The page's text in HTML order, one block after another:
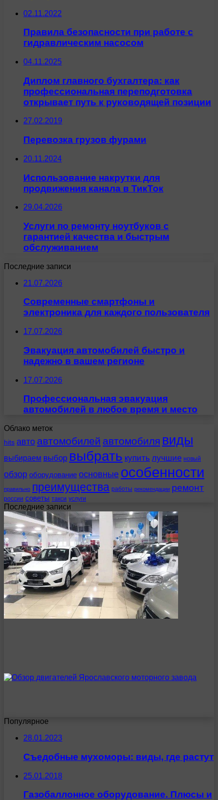
02.11.2022
Правила безопасности при работе с
гидравлическим насосом
04.11.2025
Диплом главного бухгалтера: как
профессиональная переподготовка
открывает путь к руководящей позиции
27.02.2019
Перевозка грузов фурами
20.11.2024
Использование накрутки для
продвижения канала в ТикТок
29.04.2026
Услуги по ремонту ноутбуков с
гарантией качества и быстрым
обслуживанием
Последние записи
21.07.2026
Современные смартфоны и
электроника для каждого пользователя
17.07.2026
Эвакуация автомобилей быстро и
надежно в вашем регионе
17.07.2026
Профессиональная эвакуация
автомобилей в любое время и место
Облако меток
hits авто автомобилей автомобиля виды
выбираем выбор выбрать купить лучшие новый
обзор оборудование основные особенности
правильно преимущества работы рекомендации ремонт
россии советы такси услуги
Последние записи
Популярное
28.01.2023
Съедобные мухоморы: виды, где растут
25.01.2018
Газобаллонное оборудование. Плюсы и